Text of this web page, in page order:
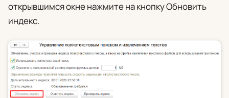
открывшимся окне нажмите на кнопкуОбновить
индекс.